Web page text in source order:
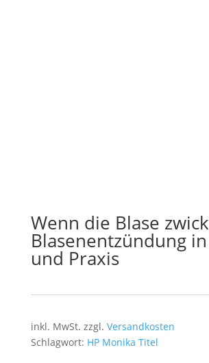
Wenn die Blase
Blasenentzündung
und Praxis
inkl. MwSt. zzgl. Versandkosten
Schlagwort: HP Monika Titel